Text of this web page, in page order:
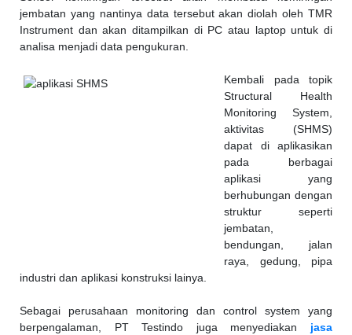
jembatan yang nantinya data tersebut akan diolah oleh TMR
Instrument dan akan ditampilkan di PC atau laptop untuk di
analisa menjadi data pengukuran.
Kembali pada topik
Structural Health
Monitoring System,
aktivitas (SHMS)
dapat di aplikasikan
pada berbagai
aplikasi yang
berhubungan dengan
struktur seperti
jembatan,
bendungan, jalan
raya, gedung, pipa
industri dan aplikasi konstruksi lainya.
Sebagai perusahaan monitoring dan control system yang
berpengalaman, PT Testindo juga menyediakan jasa